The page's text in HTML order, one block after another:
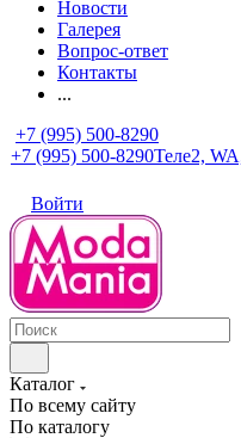
Новости
Галерея
Вопрос-ответ
Контакты
...
+7 (995) 500-8290
+7 (995) 500-8290Теле2,
Войти
Каталог
По всему сайту
По каталогу